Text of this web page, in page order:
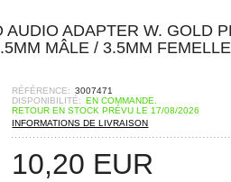
ADAPTER W. GOLD
MÂLE / 3.5MM
RÉFÉRENCE: 3007471
DISPONIBILITÉ: EN COMMANDE.
RETOUR EN STOCK PRÉVU LE 17/08/2026
INFORMATIONS DE LIVRAISON
10,20 EUR